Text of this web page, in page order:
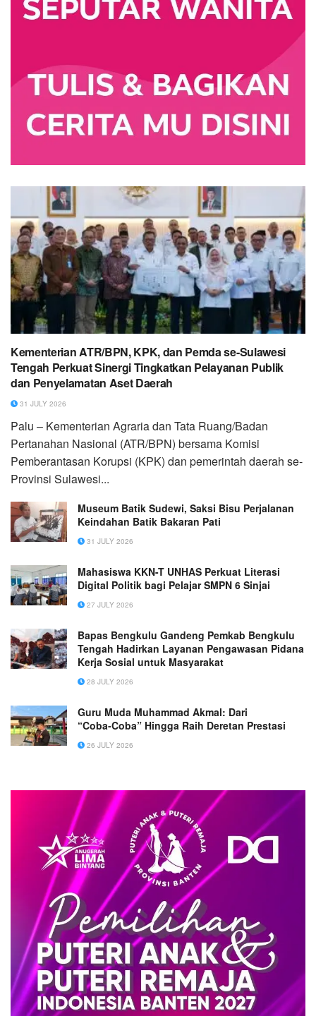
Kementerian ATR/BPN, KPK, dan Pemda se-Sulawesi
Tengah Perkuat Sinergi Tingkatkan Pelayanan Publik
dan Penyelamatan Aset Daerah
31 JULY 2026
Palu – Kementerian Agraria dan Tata Ruang/Badan
Pertanahan Nasional (ATR/BPN) bersama Komisi
Pemberantasan Korupsi (KPK) dan pemerintah daerah se-
Provinsi Sulawesi...
Museum Batik Sudewi, Saksi Bisu Perjalanan
Keindahan Batik Bakaran Pati
31 JULY 2026
Mahasiswa KKN-T UNHAS Perkuat Literasi
Digital Politik bagi Pelajar SMPN 6 Sinjai
27 JULY 2026
Bapas Bengkulu Gandeng Pemkab Bengkulu
Tengah Hadirkan Layanan Pengawasan Pidana
Kerja Sosial untuk Masyarakat
28 JULY 2026
Guru Muda Muhammad Akmal: Dari
“Coba‑Coba” Hingga Raih Deretan Prestasi
26 JULY 2026